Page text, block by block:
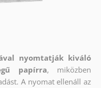
nyomtatják kiváló
papírra, miközben
A nyomat ellenáll az